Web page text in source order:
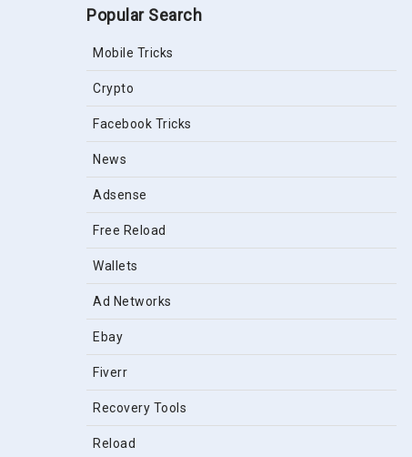
Popular Search
Mobile Tricks
Crypto
Facebook Tricks
News
Adsense
Free Reload
Wallets
Ad Networks
Ebay
Fiverr
Recovery Tools
Reload